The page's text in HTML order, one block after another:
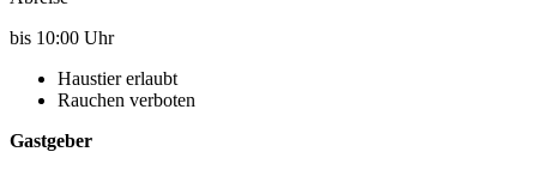
bis 10:00 Uhr
Haustier erlaubt
Rauchen verboten
Gastgeber